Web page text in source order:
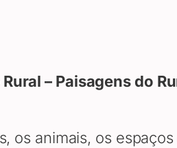
– Paisagens do
os animais, os